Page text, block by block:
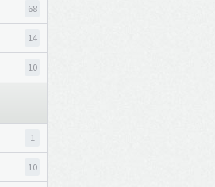
68
14
10
1
10